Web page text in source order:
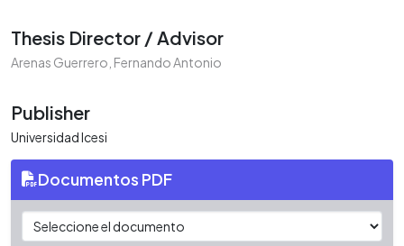
Thesis Director / Advisor
Arenas Guerrero, Fernando Antonio
Publisher
Universidad Icesi
Documentos PDF